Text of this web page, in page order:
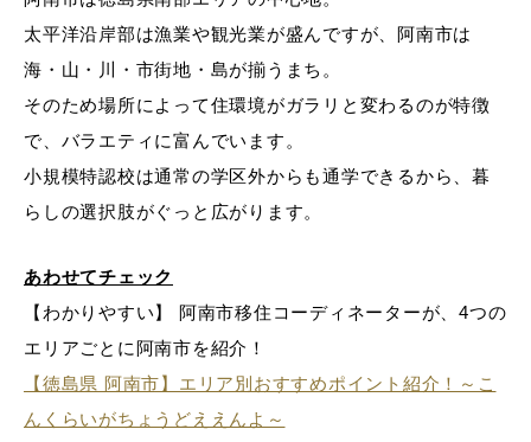
太平洋沿岸部は漁業や観光業が盛んですが、阿南市は
海・山・川・市街地・島が揃うまち。
そのため場所によって住環境がガラリと変わるのが特徴
で、バラエティに富んでいます。
小規模特認校は通常の学区外からも通学できるから、暮
らしの選択肢がぐっと広がります。
あわせてチェック
【わかりやすい】 阿南市移住コーディネーターが、4つの
エリアごとに阿南市を紹介！
【徳島県 阿南市】エリア別おすすめポイント紹介！～こ
んくらいがちょうどええんよ～